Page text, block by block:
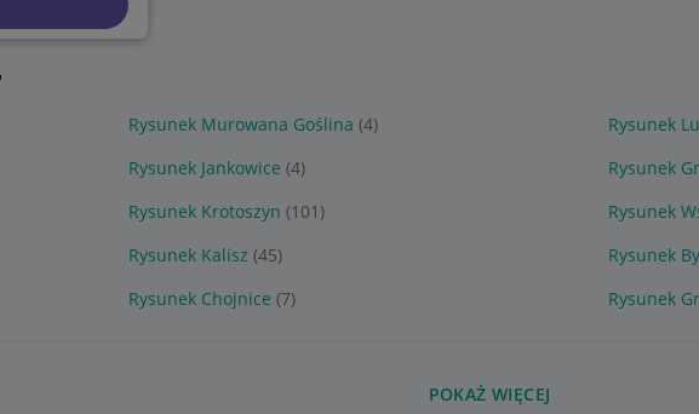
Rysunek Murowana Goślina (4) Rysunek
Rysunek Jankowice (4) Rysunek
Rysunek Krotoszyn (101) Rysunek
Rysunek Kalisz (45) Rysunek
Rysunek Chojnice (7) Rysunek
POKAŻ WIĘCEJ